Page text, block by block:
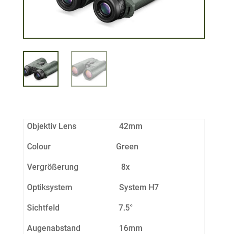
Objektiv Lens 42mm
Colour Green
Vergrößerung 8x
Optiksystem System H7
Sichtfeld 7.5°
Augenabstand 16mm